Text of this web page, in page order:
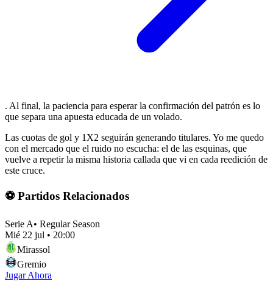
. Al final, la paciencia para esperar la confirmación del patrón es lo
que separa una apuesta educada de un volado.
Las cuotas de gol y 1X2 seguirán generando titulares. Yo me quedo
con el mercado que el ruido no escucha: el de las esquinas, que
vuelve a repetir la misma historia callada que vi en cada reedición de
este cruce.
⚽ Partidos Relacionados
Serie A• Regular Season
Mié 22 jul • 20:00
Mirassol
Gremio
Jugar Ahora